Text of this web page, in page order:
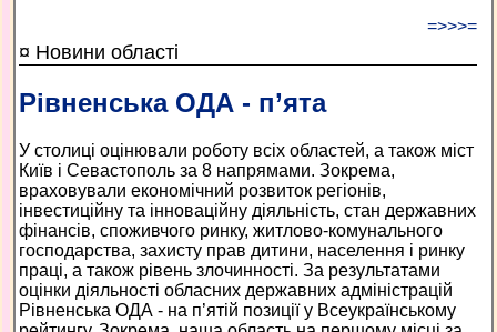
=>>>=
¤ Новини області
Рівненська ОДА - п’ята
У столиці оцінювали роботу всіх областей, а також міст
Київ і Севастополь за 8 напрямами. Зокрема,
враховували економічний розвиток регіонів,
інвестиційну та інноваційну діяльність, стан державних
фінансів, споживчого ринку, житлово-комунального
господарства, захисту прав дитини, населення і ринку
праці, а також рівень злочинності. За результатами
оцінки діяльності обласних державних адміністрацій
Рівненська ОДА - на п’ятій позиції у Всеукраїнському